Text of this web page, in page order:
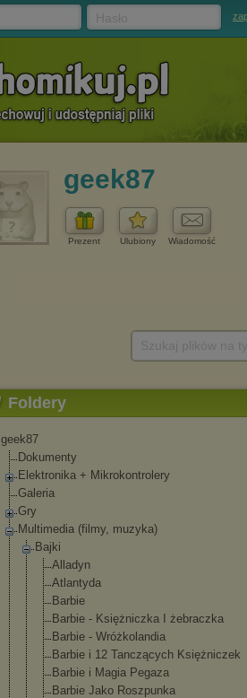
geek87
Prezent Ulubiony Wiadomość
Foldery
geek87
Dokumenty
Elektronika + Mikrokontrolery
Galeria
Gry
Multimedia (filmy, muzyka)
Bajki
Alladyn
Atlantyda
Barbie
Barbie - Księżniczka I żebraczka
Barbie - Wróżkolandia
Barbie i 12 Tanczących Księżniczek
Barbie i Magia Pegaza
Barbie Jako Roszpunka